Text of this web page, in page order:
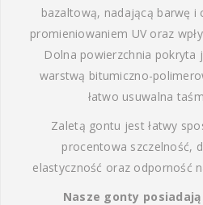
bazaltową, nadającą barwę i
promieniowaniem UV oraz
Dolna powierzchnia
warstwą bitumiczno-
łatwo usuwalna
Zaletą gontu jest łatwy
procentowa szczelność,
elastyczność oraz odporność
Nasze gonty